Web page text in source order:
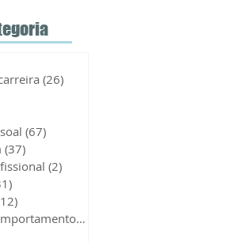
(26)
(67)
(37)
(2)
Psicologia Saúde e Comportamento(52)